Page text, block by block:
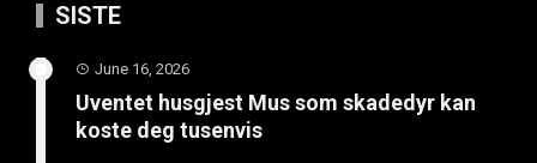
SISTE
June 16, 2026
Uventet husgjest Mus som skadedyr kan
koste deg tusenvis